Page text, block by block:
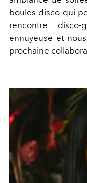
boules disco qui
rencontre
ennuyeuse et
prochaine